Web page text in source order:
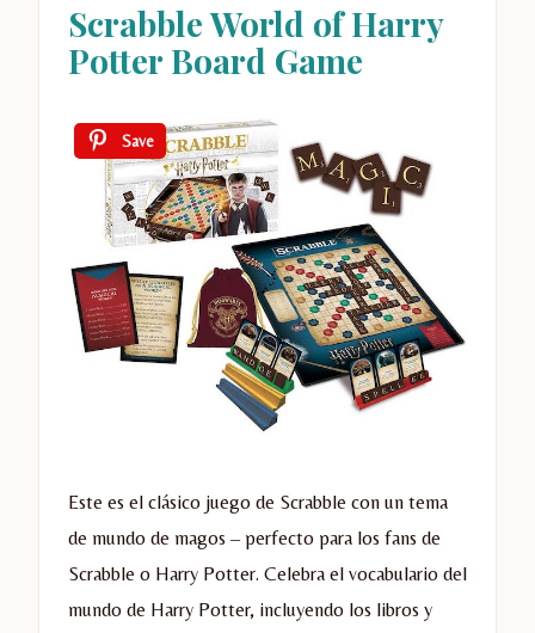
Scrabble World of Harry
Potter Board Game
Save
Este es el clásico juego de Scrabble con un tema
de mundo de magos – perfecto para los fans de
Scrabble o Harry Potter. Celebra el vocabulario del
mundo de Harry Potter, incluyendo los libros y